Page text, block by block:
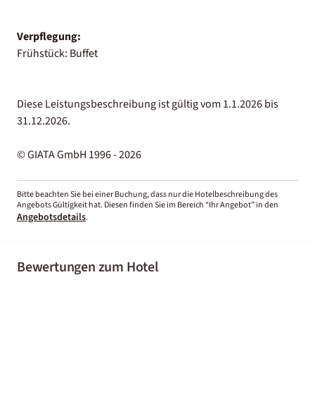
Verpflegung:
Frühstück: Buffet
Diese Leistungsbeschreibung ist gültig vom 1.1.2026 bis
31.12.2026.
© GIATA GmbH 1996 - 2026
Bitte beachten Sie bei einer Buchung, dass nur die Hotelbeschreibung des
Angebots Gültigkeit hat. Diesen finden Sie im Bereich “Ihr Angebot” in den
Angebotsdetails.
Bewertungen zum Hotel